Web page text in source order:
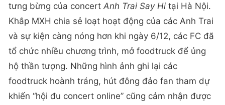
tưng bừng của concert Anh Trai Say Hi tại Hà Nội.
Khắp MXH chia sẻ loạt hoạt động của các Anh Trai
và sự kiện càng nóng hơn khi ngày 6/12, các FC đã
tổ chức nhiều chương trình, mở foodtruck để ủng
hộ thần tượng. Những hình ảnh ghi lại các
foodtruck hoành tráng, hút đông đảo fan tham dự
khiến “hội đu concert online” cũng cảm nhận được